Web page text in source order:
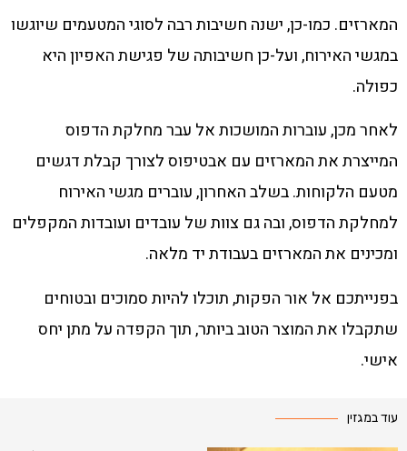
המארזים. כמו-כן, ישנה חשיבות רבה לסוגי המטעמים שיוגשו
במגשי האירוח, ועל-כן חשיבותה של פגישת האפיון היא
כפולה.
לאחר מכן, עוברות המושכות אל עבר מחלקת הדפוס
המייצרת את המארזים עם אבטיפוס לצורך קבלת דגשים
מטעם הלקוחות. בשלב האחרון, עוברים מגשי האירוח
למחלקת הדפוס, ובה גם צוות של עובדים ועובדות המקפלים
ומכינים את המארזים בעבודת יד מלאה.
בפנייתכם אל אור הפקות, תוכלו להיות סמוכים ובטוחים
שתקבלו את המוצר הטוב ביותר, תוך הקפדה על מתן יחס
אישי.
עוד במגזין